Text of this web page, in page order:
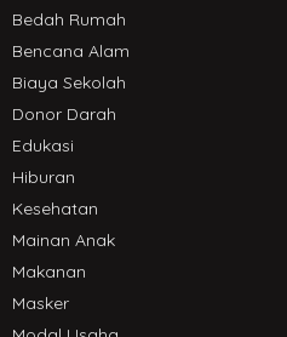
Bedah Rumah
Bencana Alam
Biaya Sekolah
Donor Darah
Edukasi
Hiburan
Kesehatan
Mainan Anak
Makanan
Masker